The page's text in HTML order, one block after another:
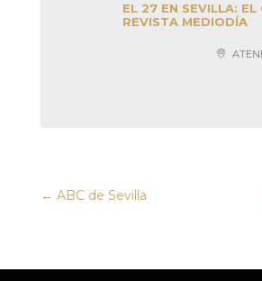
EL 27 EN SEVILLA: EL
REVISTA MEDIODÍA
← ABC de Sevilla